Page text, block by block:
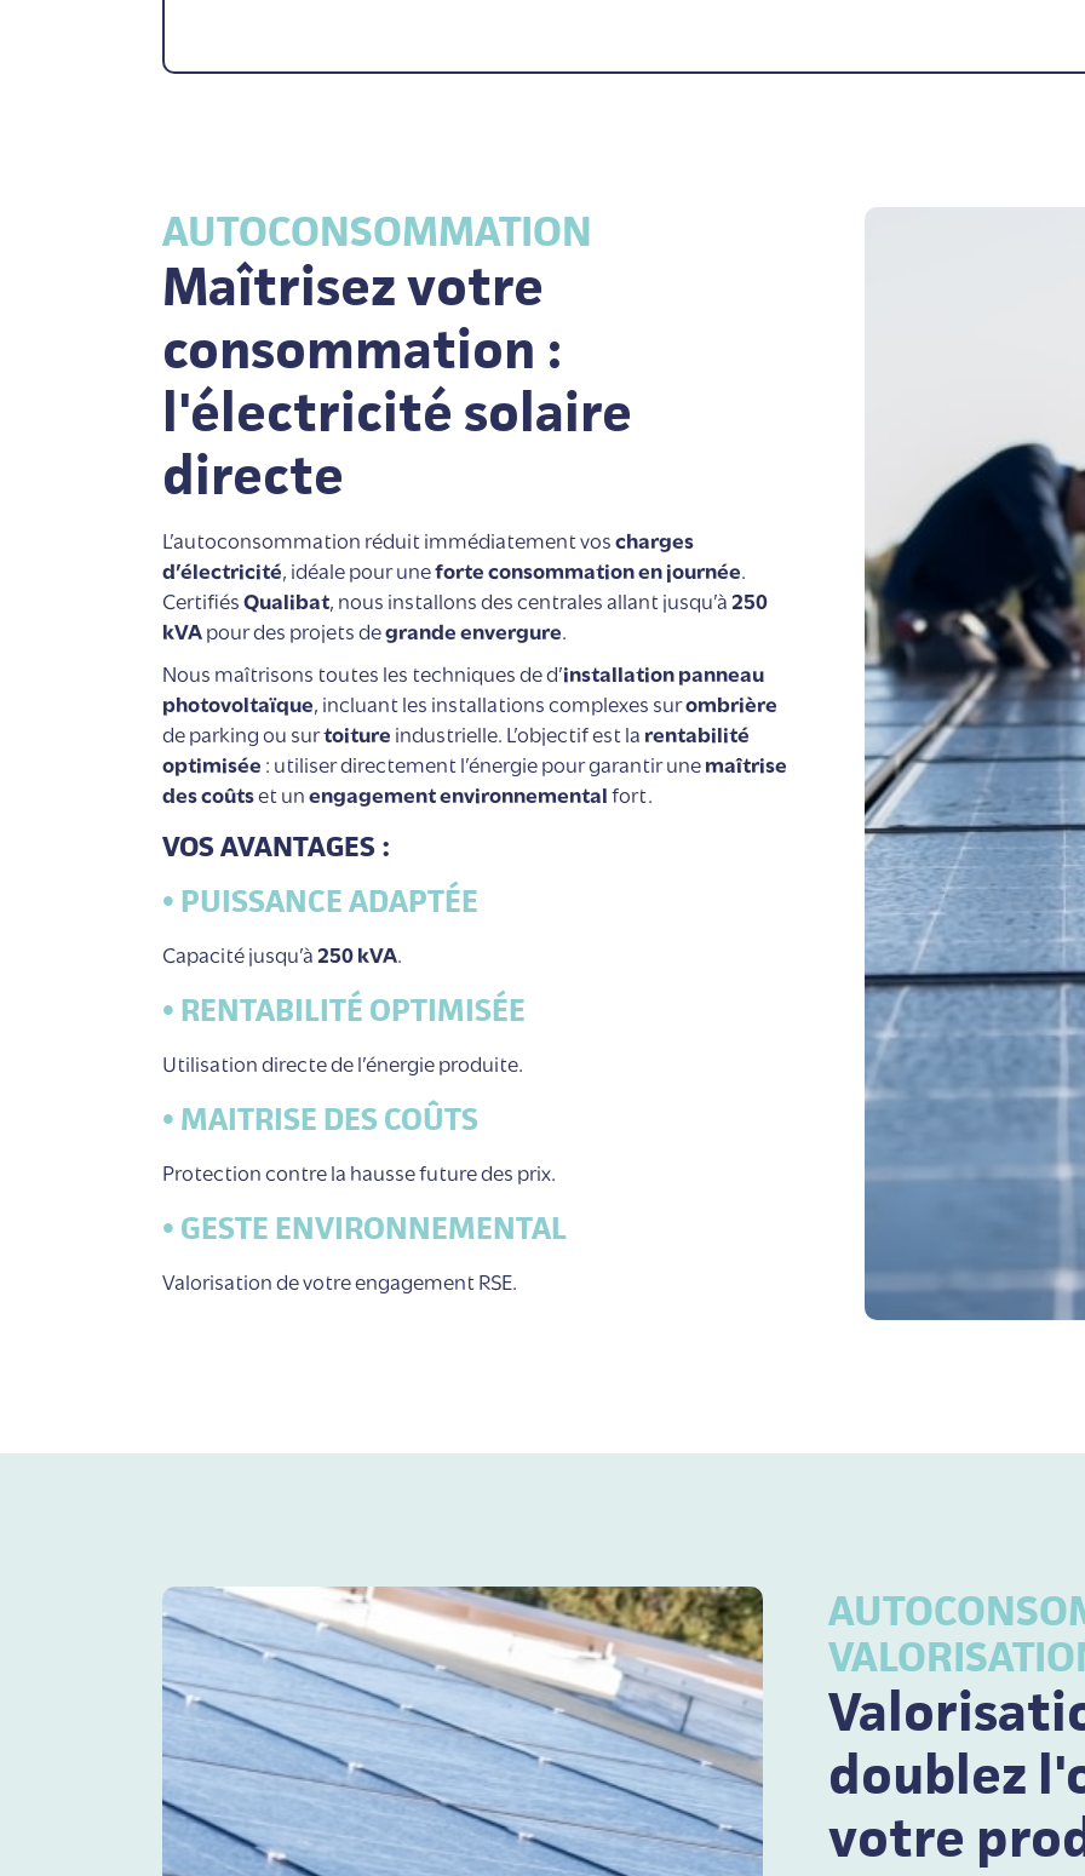
AUTOCONSOMMATION
Maîtrisez votre
consommation :
l'électricité solaire
directe
L’autoconsommation réduit immédiatement voscharges
d’électricité, idéale pour uneforte consommation en journée.
CertifiésQualibat, nous installons des centrales allant jusqu’à250
kVApour des projets degrande envergure.
Nous maîtrisons toutes les techniques de d’installation panneau
photovoltaïque, incluant les installations complexes surombrière
de parking ou surtoiture industrielle. L’objectif est la rentabilité
optimisée : utiliser directement l’énergie pour garantir unemaîtrise
des coûtset unengagement environnementalfort.
VOS AVANTAGES :
• PUISSANCE ADAPTÉE
Capacité jusqu’à250 kVA.
• RENTABILITÉ OPTIMISÉE
Utilisation directe de l’énergie produite.
• MAITRISE DES COÛTS
Protection contre la hausse future des prix.
• GESTE ENVIRONNEMENTAL
Valorisation de votre engagement RSE.
doublez
votre